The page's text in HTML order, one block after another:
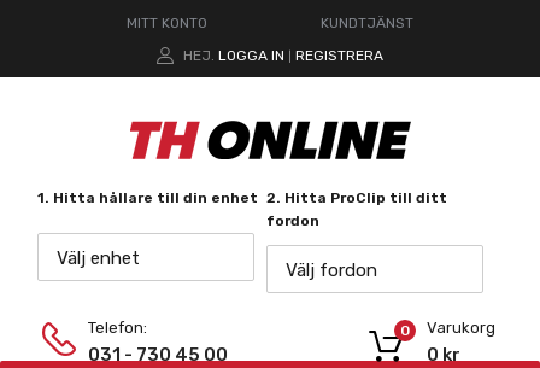
MITT KONTO
KUNDTJÄNST
HEJ. LOGGA IN REGISTRERA
1. Hitta hållare till din enhet
Välj enhet
2. Hitta ProClip till ditt
fordon
Välj fordon
Telefon:
031 - 730 45 00
Varukorg
0 kr
0